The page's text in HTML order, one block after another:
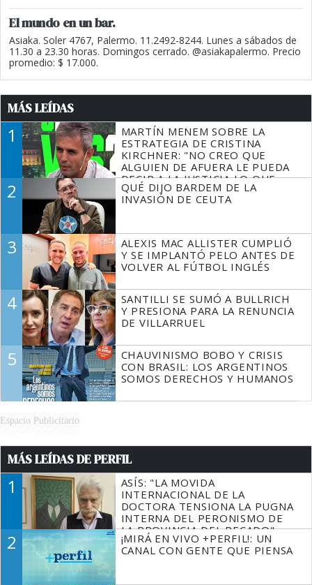
El mundo en un bar.
Asiaka. Soler 4767, Palermo. 11.2492-8244. Lunes a sábados de
11.30 a 23.30 horas. Domingos cerrado. @asiakapalermo. Precio
promedio: $ 17.000.
MÁS LEÍDAS
1
MARTÍN MENEM SOBRE LA
ESTRATEGIA DE CRISTINA
KIRCHNER: "NO CREO QUE
ALGUIEN DE AFUERA LE PUEDA
DECIR A LA JUSTICIA LO QUE
TIENE QUE HACER"
2
QUÉ DIJO BARDEM DE LA
INVASIÓN DE CEUTA
3
ALEXIS MAC ALLISTER CUMPLIÓ
Y SE IMPLANTÓ PELO ANTES DE
VOLVER AL FÚTBOL INGLÉS
4
SANTILLI SE SUMÓ A BULLRICH
Y PRESIONA PARA LA RENUNCIA
DE VILLARRUEL
5
CHAUVINISMO BOBO Y CRISIS
CON BRASIL: LOS ARGENTINOS
SOMOS DERECHOS Y HUMANOS
Espacio Publicitario
MÁS LEÍDAS DE PERFIL
1
ASÍS: "LA MOVIDA
INTERNACIONAL DE LA
DOCTORA TENSIONA LA PUGNA
INTERNA DEL PERONISMO DE
LA PROVINCIA DEL PECADO"
2
¡MIRÁ EN VIVO +PERFIL!: UN
CANAL CON GENTE QUE PIENSA